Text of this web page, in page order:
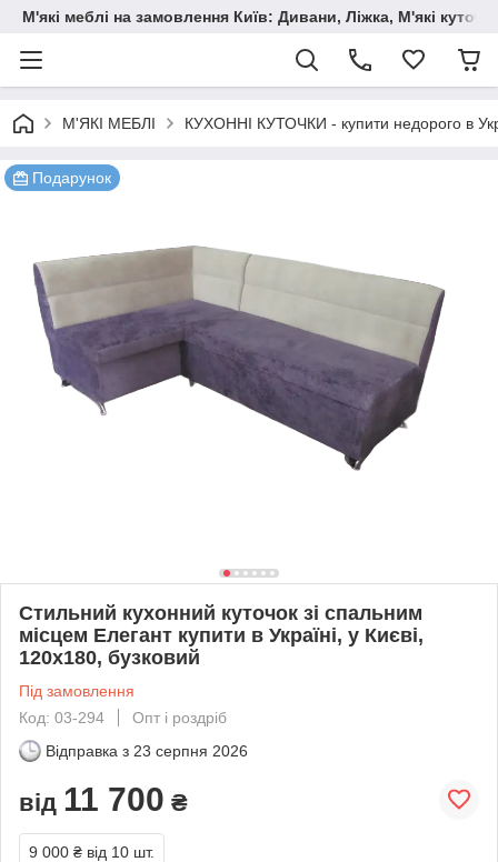
М'які меблі на замовлення Київ: Дивани, Ліжка, М'які
М'ЯКІ МЕБЛІ КУХОННІ КУТОЧКИ - купити недорого в
Подарунок
Стильний кухонний куточок зі спальним
місцем Елегант купити в Україні, у Києві,
120х180, бузковий
Під замовлення
Код: 03-294
Опт і роздріб
Відправка з 23 серпня 2026
від 11 700 ₴
9 000 ₴ від 10 шт.